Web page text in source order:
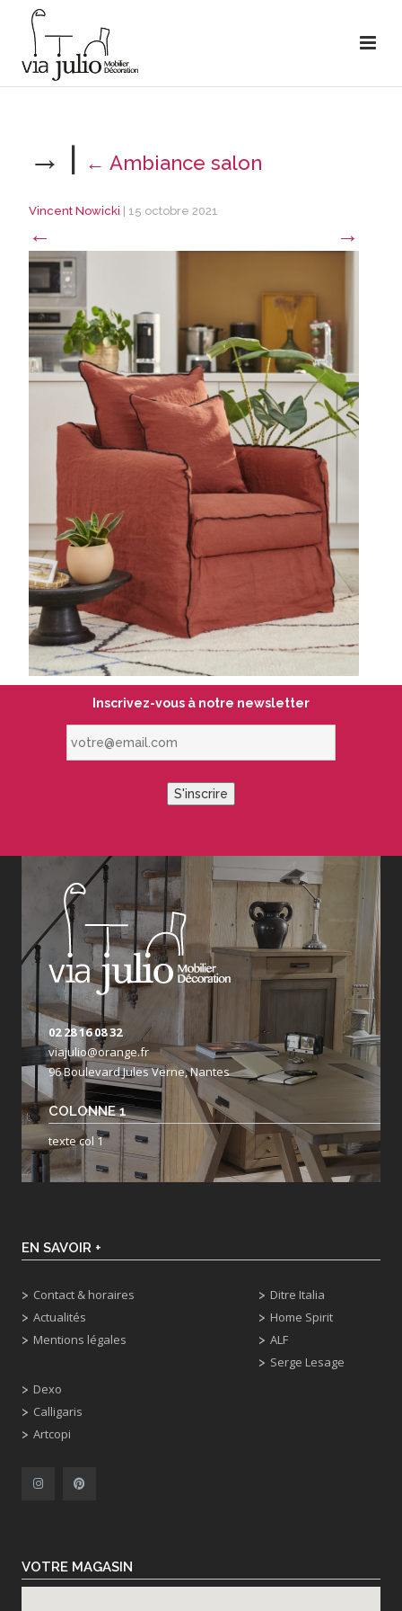
→ | ← Ambiance salon
Vincent Nowicki 15 octobre 2021
← →
Inscrivez-vous à notre newsletter
S'inscrire
02 28 16 08 32
viajulio@orange.fr
96 Boulevard Jules Verne, Nantes
COLONNE 1
texte col 1
EN SAVOIR +
Contact & horaires
Actualités
Mentions légales
Dexo
Calligaris
Artcopi
Ditre Italia
Home Spirit
ALF
Serge Lesage
VOTRE MAGASIN